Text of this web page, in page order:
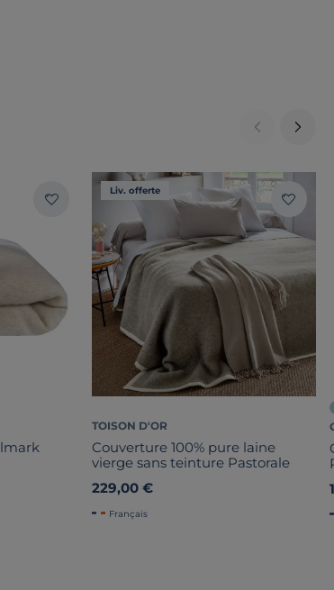
Liv. offerte
TOISON D'OR
Couverture 100% pure laine
vierge sans teinture Pastorale
229,00 €
Français